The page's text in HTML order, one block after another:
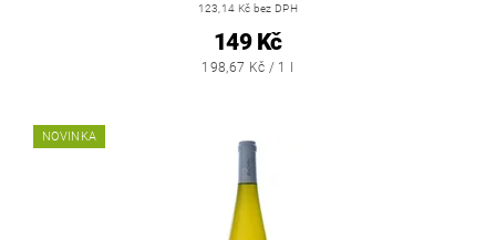
123,14 Kč bez DPH
149 Kč
198,67 Kč / 1 l
NOVINKA